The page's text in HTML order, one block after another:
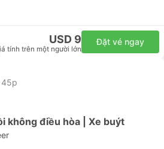
USD 9
tính trên một người lớn
Đặt vé ngay
45p
không điều hòa | Xe buýt